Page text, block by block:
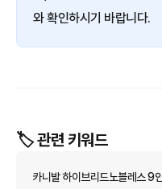
와 확인하시기 바랍니다.
🏷️ 관련 키워드
카니발 하이브리드노블레스 9